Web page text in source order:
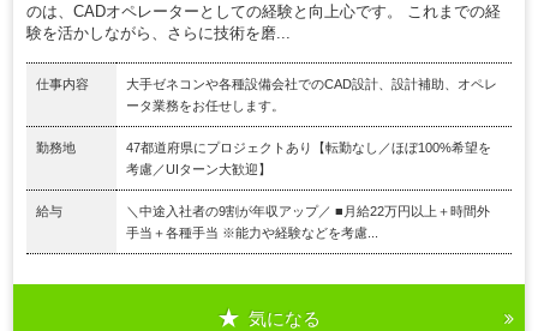
のは、CADオペレーターとしての経験と向上心です。 これまでの経
験を活かしながら、さらに技術を磨...
仕事内容
大手ゼネコンや各種設備会社でのCAD設計、設計補助、オペレ
ータ業務をお任せします。
勤務地
47都道府県にプロジェクトあり【転勤なし／ほぼ100%希望を
考慮／UIターン大歓迎】
給与
＼中途入社者の9割が年収アップ／ ■月給22万円以上＋時間外
手当＋各種手当 ※能力や経験などを考慮...
気になる